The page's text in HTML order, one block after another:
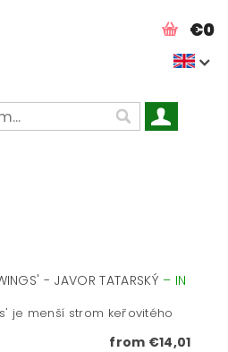
€0
- JAVOR TATARSKÝ – IN
je menší strom keřovitého
from €14,01